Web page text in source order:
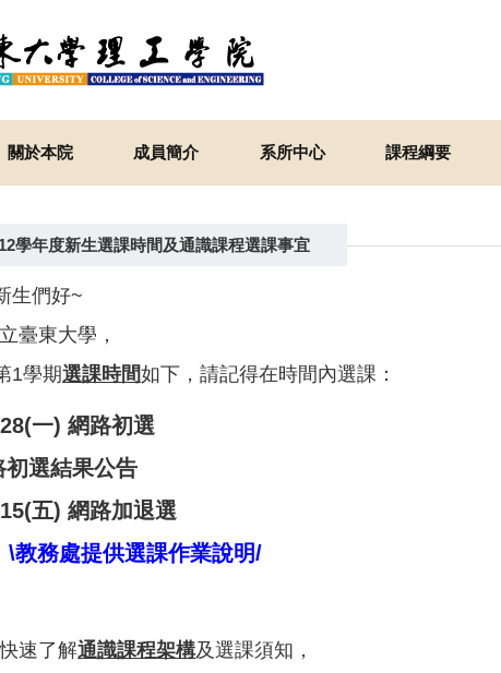
關於本院 成員簡介 系所中心 課程綱要
學年度新生選課時間及通識課程選課事宜
生們好~
臺東大學，
1學期選課時間如下，請記得在時間內選課：
一) 網路初選
選結果公告
五) 網路加退選
\教務處提供選課作業說明/
速了解通識課程架構及選課須知，